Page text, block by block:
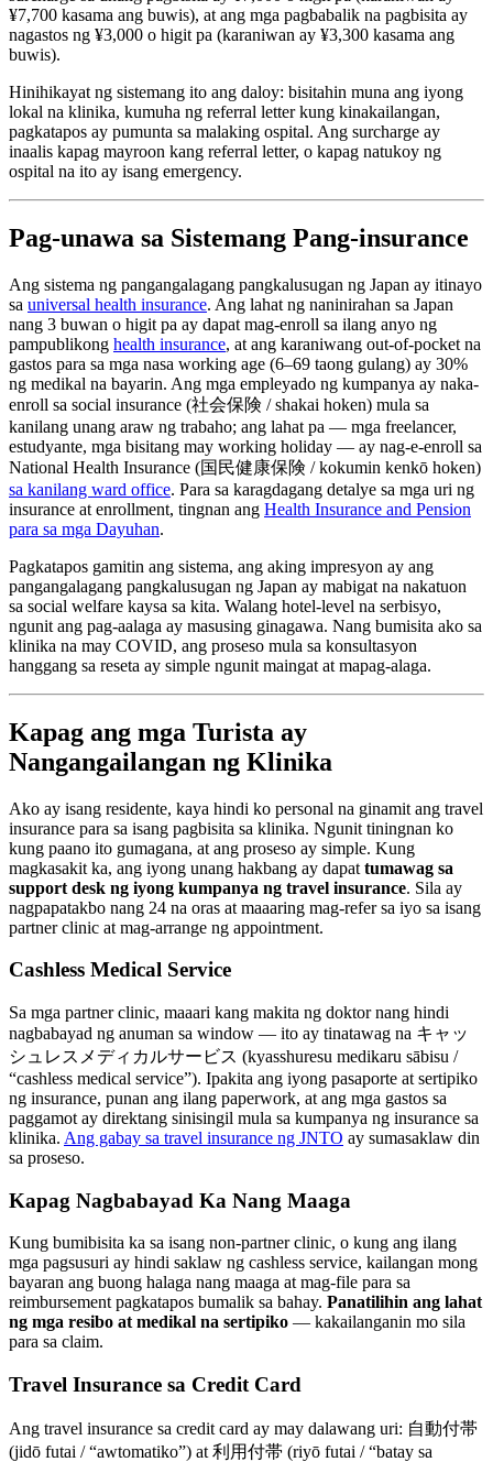
¥7,700 kasama ang buwis), at ang mga pagbabalik na pagbisita ay
nagastos ng ¥3,000 o higit pa (karaniwan ay ¥3,300 kasama ang
buwis).
Hinihikayat ng sistemang ito ang daloy: bisitahin muna ang iyong
lokal na klinika, kumuha ng referral letter kung kinakailangan,
pagkatapos ay pumunta sa malaking ospital. Ang surcharge ay
inaalis kapag mayroon kang referral letter, o kapag natukoy ng
ospital na ito ay isang emergency.
Pag-unawa sa Sistemang Pang-insurance
Ang sistema ng pangangalagang pangkalusugan ng Japan ay itinayo
sa universal health insurance. Ang lahat ng naninirahan sa Japan
nang 3 buwan o higit pa ay dapat mag-enroll sa ilang anyo ng
pampublikong health insurance, at ang karaniwang out-of-pocket na
gastos para sa mga nasa working age (6–69 taong gulang) ay 30%
ng medikal na bayarin. Ang mga empleyado ng kumpanya ay naka-
enroll sa social insurance (社会保険 / shakai hoken) mula sa
kanilang unang araw ng trabaho; ang lahat pa — mga freelancer,
estudyante, mga bisitang may working holiday — ay nag-e-enroll sa
National Health Insurance (国民健康保険 / kokumin kenkō hoken)
sa kanilang ward office. Para sa karagdagang detalye sa mga uri ng
insurance at enrollment, tingnan ang Health Insurance and Pension
para sa mga Dayuhan.
Pagkatapos gamitin ang sistema, ang aking impresyon ay ang
pangangalagang pangkalusugan ng Japan ay mabigat na nakatuon
sa social welfare kaysa sa kita. Walang hotel-level na serbisyo,
ngunit ang pag-aalaga ay masusing ginagawa. Nang bumisita ako sa
klinika na may COVID, ang proseso mula sa konsultasyon
hanggang sa reseta ay simple ngunit maingat at mapag-alaga.
Kapag ang mga Turista ay
Nangangailangan ng Klinika
Ako ay isang residente, kaya hindi ko personal na ginamit ang travel
insurance para sa isang pagbisita sa klinika. Ngunit tiningnan ko
kung paano ito gumagana, at ang proseso ay simple. Kung
magkasakit ka, ang iyong unang hakbang ay dapat tumawag sa
support desk ng iyong kumpanya ng travel insurance. Sila ay
nagpapatakbo nang 24 na oras at maaaring mag-refer sa iyo sa isang
partner clinic at mag-arrange ng appointment.
Cashless Medical Service
Sa mga partner clinic, maaari kang makita ng doktor nang hindi
nagbabayad ng anuman sa window — ito ay tinatawag na キャッ
シュレスメディカルサービス (kyasshuresu medikaru sābisu /
“cashless medical service”). Ipakita ang iyong pasaporte at sertipiko
ng insurance, punan ang ilang paperwork, at ang mga gastos sa
paggamot ay direktang sinisingil mula sa kumpanya ng insurance sa
klinika. Ang gabay sa travel insurance ng JNTO ay sumasaklaw din
sa proseso.
Kapag Nagbabayad Ka Nang Maaga
Kung bumibisita ka sa isang non-partner clinic, o kung ang ilang
mga pagsusuri ay hindi saklaw ng cashless service, kailangan mong
bayaran ang buong halaga nang maaga at mag-file para sa
reimbursement pagkatapos bumalik sa bahay. Panatilihin ang lahat
ng mga resibo at medikal na sertipiko — kakailanganin mo sila
para sa claim.
Travel Insurance sa Credit Card
Ang travel insurance sa credit card ay may dalawang uri: 自動付帯
(jidō futai / “awtomatiko”) at 利用付帯 (riyō futai / “batay sa